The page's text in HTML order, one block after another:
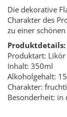
Die dekorative
Charakter des
zu einer
Produktdetails:
Produktart: Likör
Inhalt: 350ml
Alkoholgehalt:
Charakter:
Besonderheit: in